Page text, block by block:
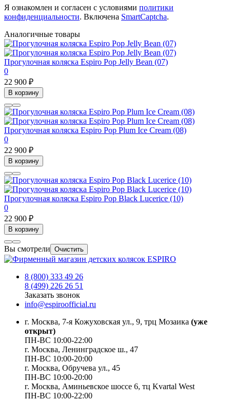
Я ознакомлен и согласен с условиями политики
конфиденциальности. Включена SmartCaptcha.
Аналогичные товары
Прогулочная коляска Espiro Pop Jelly Bean (07)
0
22 900 ₽
В корзину
Прогулочная коляска Espiro Pop Plum Ice Cream (08)
0
22 900 ₽
В корзину
Прогулочная коляска Espiro Pop Black Lucerice (10)
0
22 900 ₽
В корзину
Вы смотрели Очистить
8 (800) 333 49 26
8 (499) 226 26 51
Заказать звонок
info@espiroofficial.ru
г. Москва, 7-я Кожуховская ул., 9, трц Мозаика (уже
открыт)
ПН-ВС 10:00-22:00
г. Москва, Ленинградское ш., 47
ПН-ВС 10:00-20:00
г. Москва, Обручева ул., 45
ПН-ВС 10:00-20:00
г. Москва, Аминьевское шоссе 6, тц Kvartal West
ПН-ВС 10:00-22:00